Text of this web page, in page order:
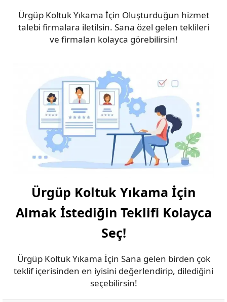
Ürgüp Koltuk Yıkama İçin Oluşturduğun hizmet
talebi firmalara iletilsin. Sana özel gelen teklileri
ve firmaları kolayca görebilirsin!
Ürgüp Koltuk Yıkama İçin
Almak İstediğin Teklifi Kolayca
Seç!
Ürgüp Koltuk Yıkama İçin Sana gelen birden çok
teklif içerisinden en iyisini değerlendirip, dilediğini
seçebilirsin!